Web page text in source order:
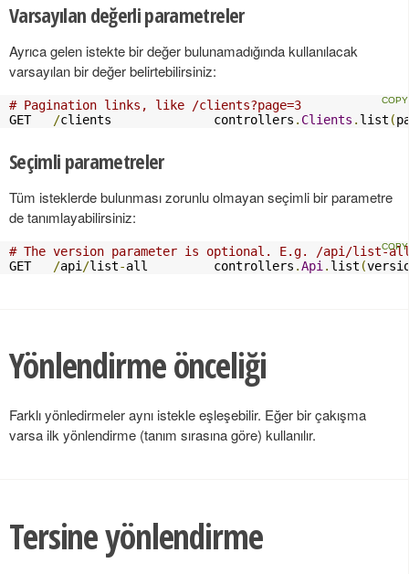
Varsayılan değerli parametreler
Ayrıca gelen istekte bir değer bulunamadığında kullanılacak
varsayılan bir değer belirtebilirsiniz:
# Pagination links, like /clients?page=3
GET
/clients              controllers . Clients . list (
Seçimli parametreler
Tüm isteklerde bulunması zorunlu olmayan seçimli bir parametre
de tanımlayabilirsiniz:
# The version parameter is optional. E.g. /api/list-
GET
/api /list-all         controllers .Api . list (
Yönlendirme önceliği
Farklı yönledirmeler aynı istekle eşleşebilir. Eğer bir çakışma
varsa ilk yönlendirme (tanım sırasına göre) kullanılır.
Tersine yönlendirme